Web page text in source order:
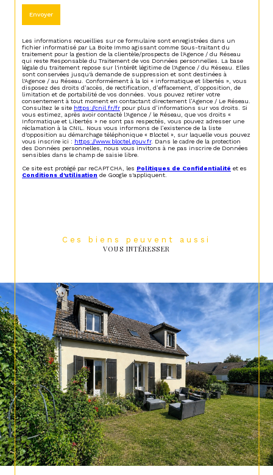
Envoyer
Les informations recueillies sur ce formulaire sont enregistrées dans un
fichier informatisé par La Boite Immo agissant comme Sous-traitant du
traitement pour la gestion de la clientèle/prospects de l'Agence / du Réseau
qui reste Responsable du Traitement de vos Données personnelles. La base
légale du traitement repose sur l'intérêt légitime de l'Agence / du Réseau. Elles
sont conservées jusqu'à demande de suppression et sont destinées à
l'Agence / au Réseau. Conformément à la loi « informatique et libertés », vous
disposez des droits d’accès, de rectification, d’effacement, d’opposition, de
limitation et de portabilité de vos données. Vous pouvez retirer votre
consentement à tout moment en contactant directement l’Agence / Le Réseau.
Consultez le site https://cnil.fr/fr pour plus d’informations sur vos droits. Si
vous estimez, après avoir contacté l'Agence / le Réseau, que vos droits «
Informatique et Libertés » ne sont pas respectés, vous pouvez adresser une
réclamation à la CNIL. Nous vous informons de l’existence de la liste
d'opposition au démarchage téléphonique « Bloctel », sur laquelle vous pouvez
vous inscrire ici : https://www.bloctel.gouv.fr. Dans le cadre de la protection
des Données personnelles, nous vous invitons à ne pas inscrire de Données
sensibles dans le champ de saisie libre.
Ce site est protégé par reCAPTCHA, les Politiques de Confidentialité et es
Conditions d'utilisation de Google s'appliquent.
Ces biens peuvent aussi
VOUS INTÉRESSER